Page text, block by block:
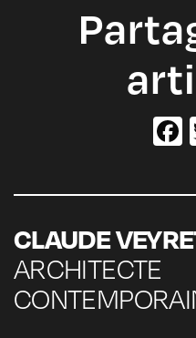
CLAUDE
ARCHITECTE